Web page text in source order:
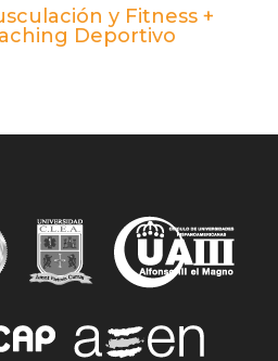
y Fitness +
Deportivo